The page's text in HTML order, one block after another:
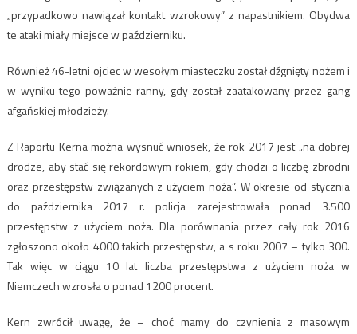
„przypadkowo nawiązał kontakt wzrokowy” z napastnikiem. Obydwa
te ataki miały miejsce w październiku.
Również 46-letni ojciec w wesołym miasteczku został dźgnięty nożem i
w wyniku tego poważnie ranny, gdy został zaatakowany przez gang
afgańskiej młodzieży.
Z Raportu Kerna można wysnuć wniosek, że rok 2017 jest „na dobrej
drodze, aby stać się rekordowym rokiem, gdy chodzi o liczbę zbrodni
oraz przestępstw związanych z użyciem noża”. W okresie od stycznia
do października 2017 r. policja zarejestrowała ponad 3.500
przestępstw z użyciem noża. Dla porównania przez cały rok 2016
zgłoszono około 4000 takich przestępstw, a s roku 2007 – tylko 300.
Tak więc w ciągu 10 lat liczba przestępstwa z użyciem noża w
Niemczech wzrosła o ponad 1200 procent.
Kern zwrócił uwagę, że – choć mamy do czynienia z masowym